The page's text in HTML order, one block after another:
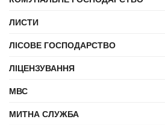
ЛИСТИ
ЛІСОВЕ ГОСПОДАРСТВО
ЛІЦЕНЗУВАННЯ
МВС
МИТНА СЛУЖБА